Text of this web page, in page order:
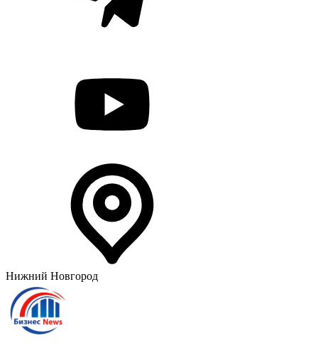
Нижний Новгород